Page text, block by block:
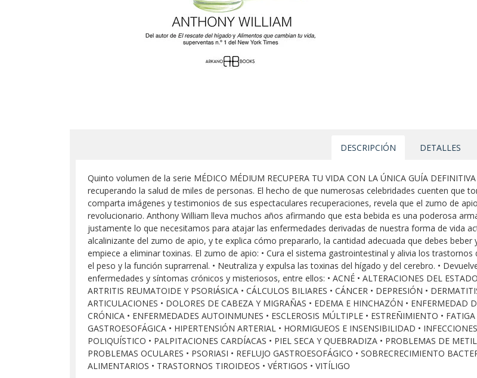
DESCRIPCIÓN DETALLES
Quinto volumen de la serie MÉDICO MÉDIUM RECUPERA TU VIDA CON LA ÚNICA GUÍA
recuperando la salud de miles de personas. El hecho de que numerosas celebridades cuenten que
comparta imágenes y testimonios de sus espectaculares recuperaciones, revela que el zumo de
revolucionario. Anthony William lleva muchos años afirmando que esta bebida es una poderosa
justamente lo que necesitamos para atajar las enfermedades derivadas de nuestra forma de vida
alcalinizante del zumo de apio, y te explica cómo prepararlo, la cantidad adecuada que debes
empiece a eliminar toxinas. El zumo de apio: • Cura el sistema gastrointestinal y alivia los
el peso y la función suprarrenal. • Neutraliza y expulsa las toxinas del hígado y del cerebro. •
enfermedades y síntomas crónicos y misteriosos, entre ellos: • ACNÉ • ALTERACIONES DEL
ARTRITIS REUMATOIDE Y PSORIÁSICA • CÁLCULOS BILIARES • CÁNCER • DEPRESIÓN •
ARTICULACIONES • DOLORES DE CABEZA Y MIGRAÑAS • EDEMA E HINCHAZÓN • ENFERMEDAD
CRÓNICA • ENFERMEDADES AUTOINMUNES • ESCLEROSIS MÚLTIPLE • ESTREÑIMIENTO •
GASTROESOFÁGICA • HIPERTENSIÓN ARTERIAL • HORMIGUEOS E INSENSIBILIDAD •
POLIQUÍSTICO • PALPITACIONES CARDÍACAS • PIEL SECA Y QUEBRADIZA • PROBLEMAS DE
PROBLEMAS OCULARES • PSORIASI • REFLUJO GASTROESOFÁGICO • SOBRECRECIMIENTO
ALIMENTARIOS • TRASTORNOS TIROIDEOS • VÉRTIGOS • VITÍLIGO